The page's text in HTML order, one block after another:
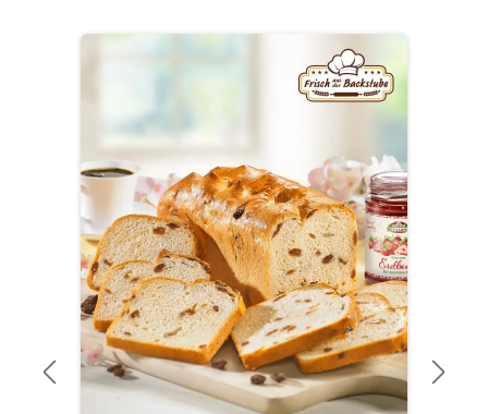
Produktgalerie überspringen